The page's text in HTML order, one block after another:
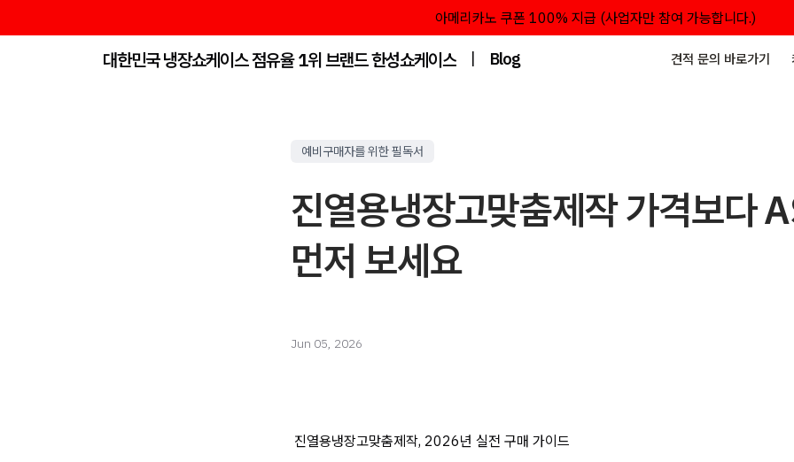
아메리카노 쿠폰 100% 지급 (사업자만 참여 가능합니다.)
대한민국 냉장쇼케이스 점유율 1위 브랜드 한성쇼케이스 | Blog 견적 문의 바로가기
예비구매자를 위한 필독서
진열용냉장고맞춤제작 가격보다
먼저 보세요
Jun 05, 2026
진열용냉장고맞춤제작, 2026년 실전 구매 가이드